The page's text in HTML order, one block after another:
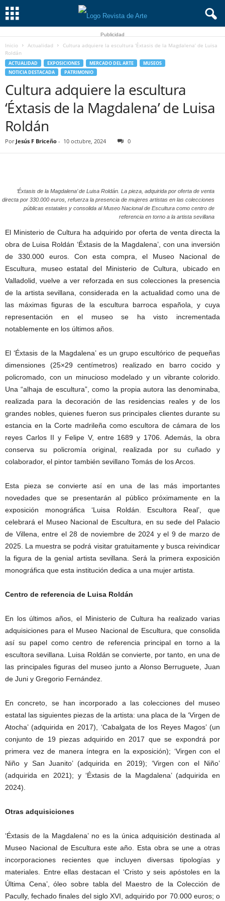
Publicidad
Inicio Actualidad
Cultura adquiere la escultura ‘Éxtasis de la Magdalena’ de Luisa
Roldán
ACTUALIDAD EXPOSICIONES MERCADO DEL ARTE
MUSEOS
NOTICIA DESTACADA
PATRIMONIO
Cultura adquiere la escultura
‘Éxtasis de la Magdalena’ de Luisa
Roldán
Por Jesús F Briceño - 10 octubre, 2024 0
‘Éxtasis de la Magdalena’ de Luisa Roldán. La pieza, adquirida por oferta de venta
directa por 330.000 euros, refuerza la presencia de mujeres artistas en las colecciones
públicas estatales y consolida al Museo Nacional de Escultura como centro de
referencia en torno a la artista sevillana
El Ministerio de Cultura ha adquirido por oferta de venta directa la
obra de Luisa Roldán ‘Éxtasis de la Magdalena’, con una inversión
de 330.000 euros. Con esta compra, el Museo Nacional de
Escultura, museo estatal del Ministerio de Cultura, ubicado en
Valladolid, vuelve a ver reforzada en sus colecciones la presencia
de la artista sevillana, considerada en la actualidad como una de
las máximas figuras de la escultura barroca española, y cuya
representación en el museo se ha visto incrementada
notablemente en los últimos años.
El ‘Éxtasis de la Magdalena’ es un grupo escultórico de pequeñas
dimensiones (25×29 centímetros) realizado en barro cocido y
policromado, con un minucioso modelado y un vibrante colorido.
Una “alhaja de escultura”, como la propia autora las denominaba,
realizada para la decoración de las residencias reales y de los
grandes nobles, quienes fueron sus principales clientes durante su
estancia en la Corte madrileña como escultora de cámara de los
reyes Carlos II y Felipe V, entre 1689 y 1706. Además, la obra
conserva su policromía original, realizada por su cuñado y
colaborador, el pintor también sevillano Tomás de los Arcos.
Esta pieza se convierte así en una de las más importantes
novedades que se presentarán al público próximamente en la
exposición monográfica ‘Luisa Roldán. Escultora Real’, que
celebrará el Museo Nacional de Escultura, en su sede del Palacio
de Villena, entre el 28 de noviembre de 2024 y el 9 de marzo de
2025. La muestra se podrá visitar gratuitamente y busca reivindicar
la figura de la genial artista sevillana. Será la primera exposición
monográfica que esta institución dedica a una mujer artista.
Centro de referencia de Luisa Roldán
En los últimos años, el Ministerio de Cultura ha realizado varias
adquisiciones para el Museo Nacional de Escultura, que consolida
así su papel como centro de referencia principal en torno a la
escultora sevillana. Luisa Roldán se convierte, por tanto, en una de
las principales figuras del museo junto a Alonso Berruguete, Juan
de Juni y Gregorio Fernández.
En concreto, se han incorporado a las colecciones del museo
estatal las siguientes piezas de la artista: una placa de la ‘Virgen de
Atocha’ (adquirida en 2017), ‘Cabalgata de los Reyes Magos’ (un
conjunto de 19 piezas adquirido en 2017 que se expondrá por
primera vez de manera íntegra en la exposición); ‘Virgen con el
Niño y San Juanito’ (adquirida en 2019); ‘Virgen con el Niño’
(adquirida en 2021); y ‘Éxtasis de la Magdalena’ (adquirida en
2024).
Otras adquisiciones
‘Éxtasis de la Magdalena’ no es la única adquisición destinada al
Museo Nacional de Escultura este año. Esta obra se une a otras
incorporaciones recientes que incluyen diversas tipologías y
materiales. Entre ellas destacan el ‘Cristo y seis apóstoles en la
Última Cena’, óleo sobre tabla del Maestro de la Colección de
Pacully, fechado finales del siglo XVI, adquirido por 70.000 euros; o